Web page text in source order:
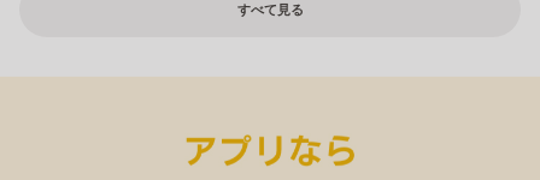
すべて見る